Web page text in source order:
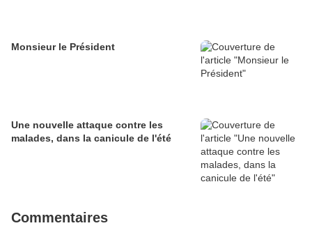
Monsieur le Président
Une nouvelle attaque contre les
malades, dans la canicule de l'été
Commentaires